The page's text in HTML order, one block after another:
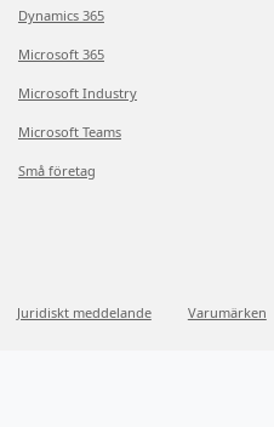
Dynamics 365
Microsoft 365
Microsoft Industry
Microsoft Teams
Små företag
Juridiskt meddelande Varumärken